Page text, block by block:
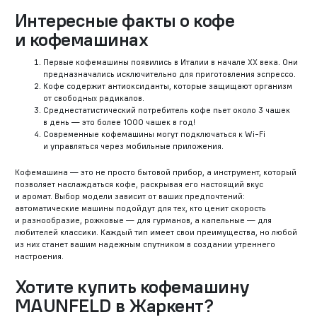
Интересные факты о кофе
и кофемашинах
Первые кофемашины появились в Италии в начале XX века. Они
предназначались исключительно для приготовления эспрессо.
Кофе содержит антиоксиданты, которые защищают организм
от свободных радикалов.
Среднестатистический потребитель кофе пьет около 3 чашек
в день — это более 1000 чашек в год!
Современные кофемашины могут подключаться к Wi-Fi
и управляться через мобильные приложения.
Кофемашина — это не просто бытовой прибор, а инструмент, который
позволяет наслаждаться кофе, раскрывая его настоящий вкус
и аромат. Выбор модели зависит от ваших предпочтений:
автоматические машины подойдут для тех, кто ценит скорость
и разнообразие, рожковые — для гурманов, а капельные — для
любителей классики. Каждый тип имеет свои преимущества, но любой
из них станет вашим надежным спутником в создании утреннего
настроения.
Хотите купить кофемашину
MAUNFELD в Жаркент?